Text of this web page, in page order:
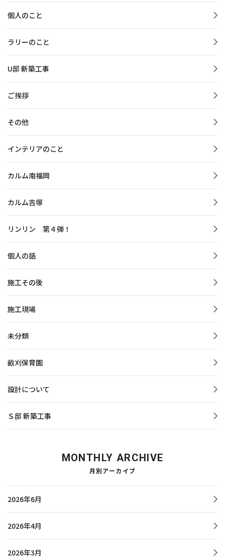
個人のこと
ラリーのこと
U邸 新築工事
ご挨拶
その他
インテリアのこと
カルム南福岡
カルム吉塚
リンリン 第４弾！
個人の話
施工その後
施工現場
未分類
畝刈保育園
設計について
Ｓ邸 新築工事
MONTHLY ARCHIVE
月別アーカイブ
2026年6月
2026年4月
2026年3月